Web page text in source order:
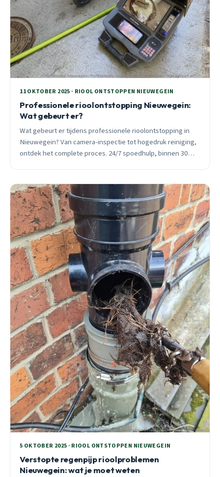
11 OKTOBER 2025 · RIOOL ONTSTOPPEN NIEUWEGEIN
Professionele rioolontstopping Nieuwegein:
Wat gebeurt er?
Wat gebeurt er tijdens professionele rioolontstopping in
Nieuwegein? Van camera-inspectie tot hogedruk reiniging,
ontdek het complete proces. 24/7 spoedhulp, binnen 30
5 OKTOBER 2025 · RIOOL ONTSTOPPEN NIEUWEGEIN
Verstopte regenpijp rioolproblemen
Nieuwegein: wat je moet weten